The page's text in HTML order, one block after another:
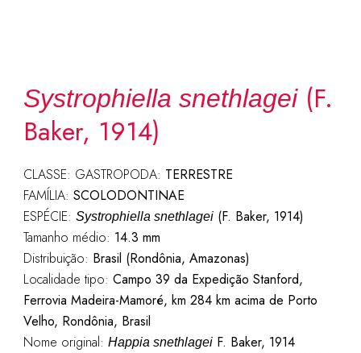
Systrophiella snethlagei(F.
Baker, 1914)
CLASSE: GASTROPODA: TERRESTRE
FAMÍLIA: SCOLODONTINAE
ESPÉCIE: Systrophiella snethlagei(F. Baker, 1914)
Tamanho médio: 14.3 mm
Distribuição: Brasil (Rondônia, Amazonas)
Localidade tipo: Campo 39 da Expedição Stanford,
Ferrovia Madeira-Mamoré, km 284 km acima de Porto
Velho, Rondônia, Brasil
Nome original: Happia snethlageiF. Baker, 1914